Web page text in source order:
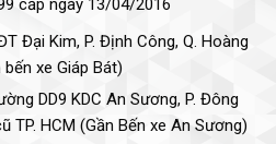
cấp ngày 13/04/2016
Đại Kim, P. Định Công, Q. Hoàng
bến xe Giáp Bát)
DD9 KDC An Sương, P. Đông
TP. HCM (Gần Bến xe An Sương)